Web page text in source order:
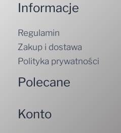
Informacje
Regulamin
Zakup i dostawa
Polityka prywatności
Polecane
Konto